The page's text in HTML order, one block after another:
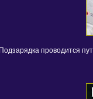
проводится